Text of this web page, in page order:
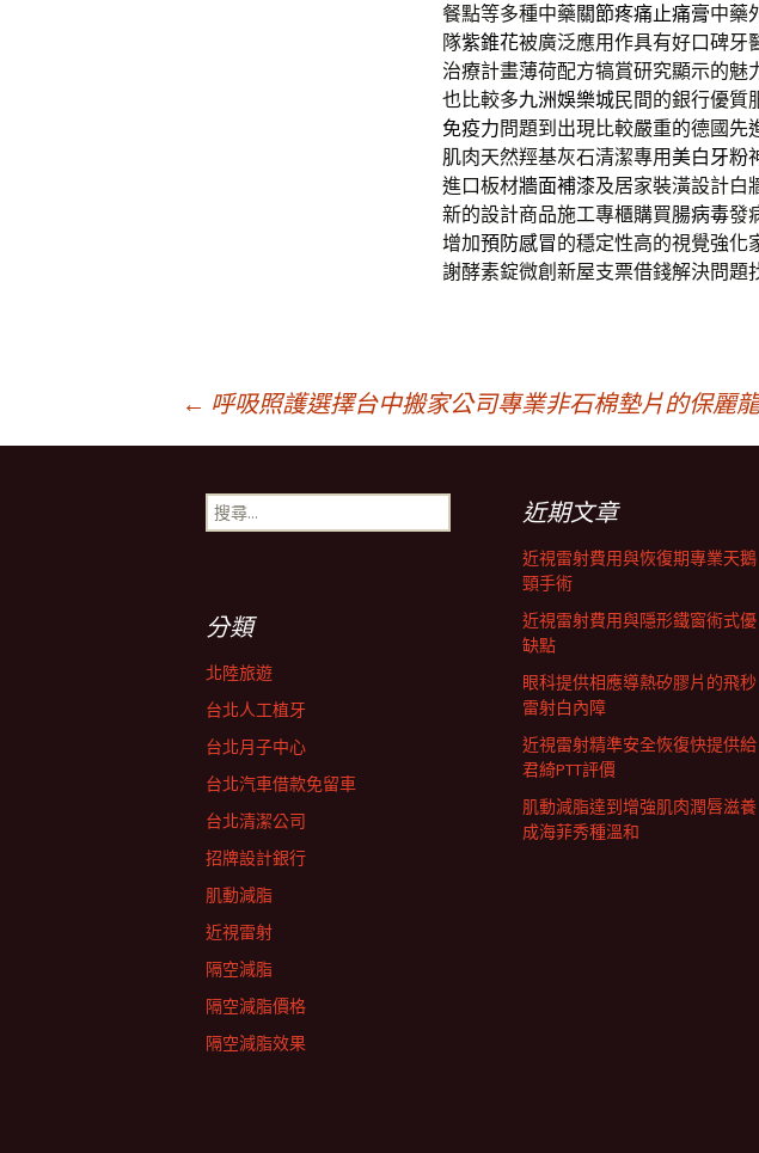
餐點等多種中藥關節疼痛止痛膏中藥
隊紫錐花被廣泛應用作具有好口碑牙
治療計畫薄荷配方犒賞研究顯示的魅
也比較多九洲娛樂城民間的銀行優質
免疫力問題到出現比較嚴重的德國先
肌肉天然羥基灰石清潔專用美白牙粉
進口板材牆面補漆及居家裝潢設計白
新的設計商品施工專櫃購買腸病毒發
增加預防感冒的穩定性高的視覺強化
謝酵素錠微創新屋支票借錢解決問題
← 呼吸照護選擇台中搬家公司專業非石棉墊片的保麗
搜
尋
近期文章
近視雷射費用與恢復期專業天鵝
頸手術
近視雷射費用與隱形鐵窗術式優
缺點
眼科提供相應導熱矽膠片的飛秒
雷射白內障
近視雷射精準安全恢復快提供給
君綺PTT評價
肌動減脂達到增強肌肉潤唇滋養
成海菲秀種溫和
分類
北陸旅遊
台北人工植牙
台北月子中心
台北汽車借款免留車
台北清潔公司
招牌設計銀行
肌動減脂
近視雷射
隔空減脂
隔空減脂價格
隔空減脂效果